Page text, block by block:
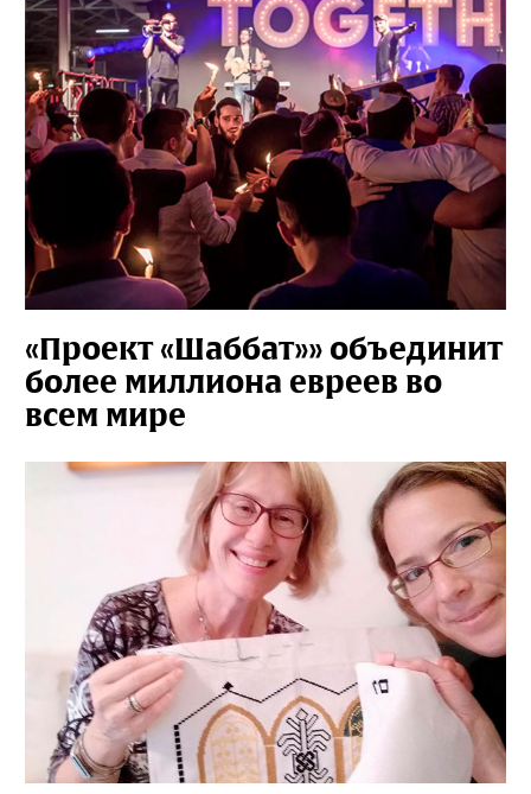
«Проект «Шаббат»» объединит
более миллиона евреев во
всем мире